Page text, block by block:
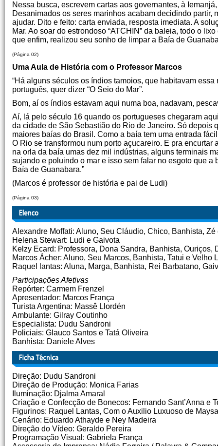
Nessa busca, escrevem cartas aos governantes, à
Desanimados os seres marinhos acabam decidindo
ajudar. Dito e feito: carta enviada, resposta imediata. A
Mar. Ao soar do estrondoso “ATCHIN” da baleia, todo o
que enfim, realizou seu sonho de limpar a Baía de
(Página 02)
Uma Aula de História com o Professor Marcos
“Há alguns séculos os índios tamoios, que habitavam
português, quer dizer “O Seio do Mar”.
Bom, aí os índios estavam aqui numa boa, nadavam,
Aí, lá pelo século 16 quando os portugueses chegaram
da cidade de São Sebastião do Rio de Janeiro. Só depois
maiores baías do Brasil. Como a baía tem uma entrada
O Rio se transformou num porto açucareiro. E pra
na orla da baía umas dez mil indústrias, alguns terminais
sujando e poluindo o mar e isso sem falar no esgoto que
Baía de Guanabara.”
(Marcos é professor de história e pai de Ludi)
(Página 03)
Alexandre Moffati: Aluno, Seu Cláudio, Chico, Banhista,
Helena Stewart: Ludi e Gaivota
Kelzy Ecard: Professora, Dona Sandra, Banhista, Ouriços,
Marcos Ácher: Aluno, Seu Marcos, Banhista, Tatui e Velho
Raquel lantas: Aluna, Marga, Banhista, Rei Barbatano,
Participações Afetivas
Repórter: Carmem Frenzel
Apresentador: Marcos França
Turista Argentina: Massê Llordén
Ambulante: Gilray Coutinho
Especialista: Dudu Sandroni
Policiais: Glauco Santos e Tatá Oliveira
Banhista: Daniele Alves
Direção: Dudu Sandroni
Direção de Produção: Monica Farias
Iluminação: Djalma Amaral
Criação e Confecção de Bonecos: Fernando Sant’Anna e
Figurinos: Raquel Lantas, Com o Auxilio Luxuoso de
Cenário: Eduardo Athayde e Ney Madeira
Direção do Vídeo: Geraldo Pereira
Programação Visual: Gabriela França